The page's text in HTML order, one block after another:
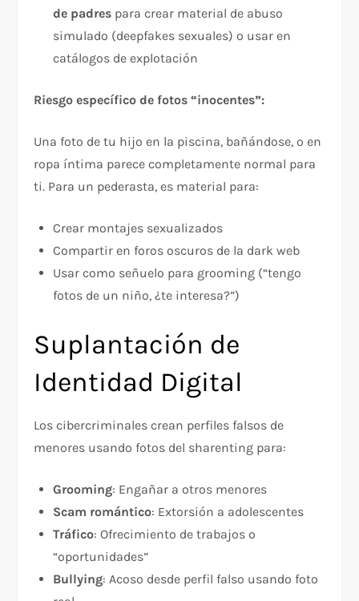
de padres para crear material de abuso
simulado (deepfakes sexuales) o usar en
catálogos de explotación
Riesgo específico de fotos “inocentes”:
Una foto de tu hijo en la piscina, bañándose, o en
ropa íntima parece completamente normal para
ti. Para un pederasta, es material para:
Crear montajes sexualizados
Compartir en foros oscuros de la dark web
Usar como señuelo para grooming (“tengo
fotos de un niño, ¿te interesa?”)
Suplantación de
Identidad Digital
Los cibercriminales crean perfiles falsos de
menores usando fotos del sharenting para:
Grooming: Engañar a otros menores
Scam romántico: Extorsión a adolescentes
Tráfico: Ofrecimiento de trabajos o
“oportunidades”
Bullying: Acoso desde perfil falso usando foto